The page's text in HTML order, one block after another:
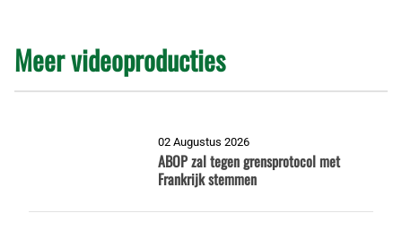
Meer videoproducties
02 Augustus 2026
ABOP zal tegen grensprotocol met
Frankrijk stemmen